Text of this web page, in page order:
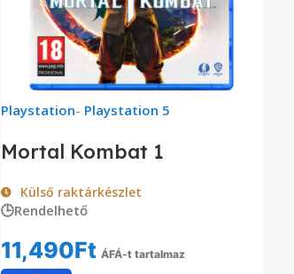
Playstation- Playstation 5
Mortal Kombat 1
Külső raktárkészlet
🕒Rendelhető
11,490Ft ÁFÁ-t tartalmaz